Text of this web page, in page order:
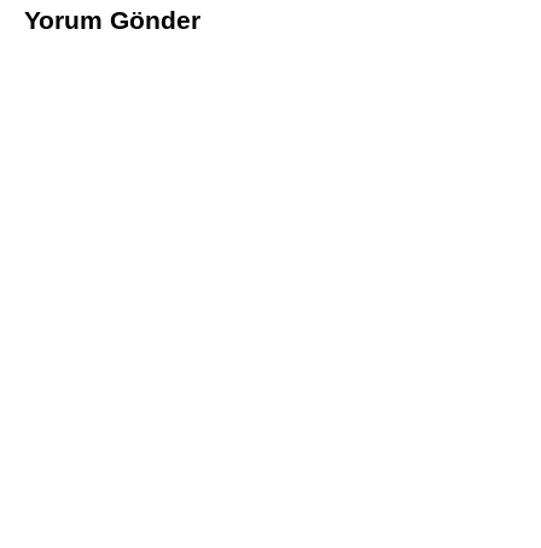
Yorum Gönder